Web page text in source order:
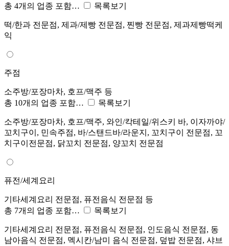
총 4개의 업종 포함…
목록보기
떡/한과 전문점, 제과/제빵 전문점, 찐빵 전문점, 제과제빵떡케
익
주점
소주방/포장마차, 호프/맥주 등
총 10개의 업종 포함…
목록보기
소주방/포장마차, 호프/맥주, 와인/칵테일/위스키 바, 이자까야/
꼬치구이, 민속주점, 바/스탠드바/라운지, 꼬치구이 전문점, 꼬
치구이전문점, 닭꼬치 전문점, 양꼬치 전문점
퓨전/세계요리
기타세계요리 전문점, 퓨전음식 전문점 등
총 7개의 업종 포함…
목록보기
기타세계요리 전문점, 퓨전음식 전문점, 인도음식 전문점, 동
남아음식 전문점, 멕시칸/남미 음식 전문점, 덮밥 전문점, 샤브